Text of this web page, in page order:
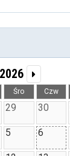
Śro Czw
29 30
5 6